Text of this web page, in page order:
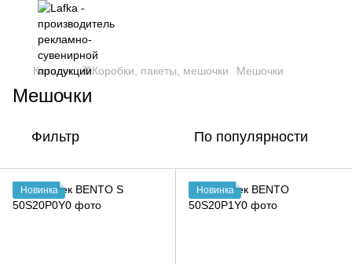
Каталог 🎁Коробки, пакеты, мешочки Мешочки
Мешочки
Фильтр По популярности
Новинка Новинка